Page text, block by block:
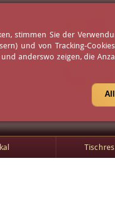
⤷
stimmen Sie der
und von Tracking-
anderswo zeigen, die